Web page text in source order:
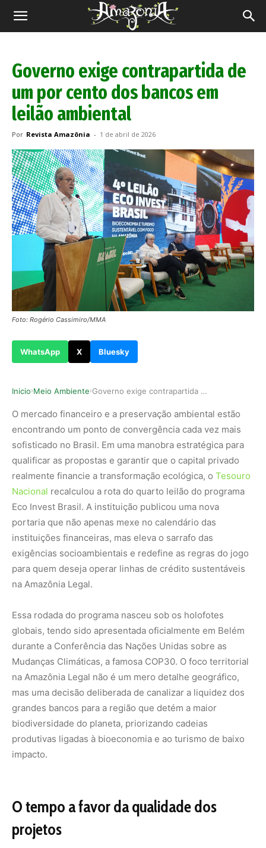
Revista
Governo exige contrapartida de
um por cento dos bancos em
leilão ambiental
Por Revista Amazônia - 1 de abril de 2026
Foto: Rogério Cassimiro/MMA
WhatsApp X Bluesky
Inicio›Meio Ambiente› Governo exige contrapartida de um por cento dos…
O mercado financeiro e a preservação ambiental estão
encontrando um ponto de convergência cada vez mais
sofisticado no Brasil. Em uma manobra estratégica para
qualificar as propostas e garantir que o capital privado
realmente financie a transformação ecológica, o Tesouro
Nacional recalculou a rota do quarto leilão do programa
Eco Invest Brasil. A instituição publicou uma nova
portaria que não apenas mexe no calendário das
instituições financeiras, mas eleva o sarrafo das
exigências socioambientais e redefine as regras do jogo
para quem deseja operar linhas de crédito sustentáveis
na Amazônia Legal.
Essa rodada do programa nasceu sob os holofotes
globais, tendo sido apresentada oficialmente em Belém
durante a Conferência das Nações Unidas sobre as
Mudanças Climáticas, a famosa COP30. O foco territorial
na Amazônia Legal não é um mero detalhe geográfico,
mas uma decisão deliberada de canalizar a liquidez dos
grandes bancos para a região que detém a maior
biodiversidade do planeta, priorizando cadeias
produtivas ligadas à bioeconomia e ao turismo de baixo
impacto.
O tempo a favor da qualidade dos
projetos